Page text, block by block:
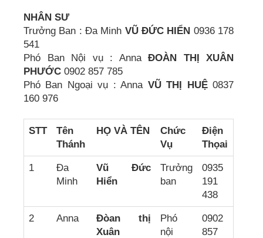
NHÂN SƯ
Trưởng Ban : Đa Minh VŨ ĐỨC HIỂN 0936 178
541
Phó Ban Nội vụ : Anna ÐOÀN THỊ XUÂN
PHƯỚC 0902 857 785
Phó Ban Ngoại vụ : Anna VŨ THỊ HUỆ0837
160 976
STT
Tên
Thánh
HỌ VÀ TÊN
Chức
Vụ
Điện
Thọai
1
Đa
Minh
Vũ Đức
Hiển
Trưởng
ban
0935
191
438
2 Anna
Đòan thị
Xuân
Phó
nội
0902
857